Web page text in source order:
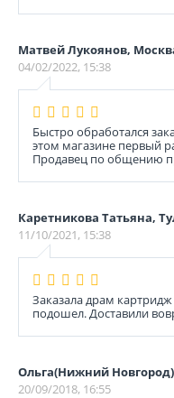
Матвей Лукоянов,
04/02/2022, 15:38
Быстро обработался
этом магазине первый
Продавец по общению
Каретникова Татьяна,
11/10/2021, 15:38
Заказала драм
подошел. Доставили
Ольга(Нижний Новгород)
20/09/2018, 16:55